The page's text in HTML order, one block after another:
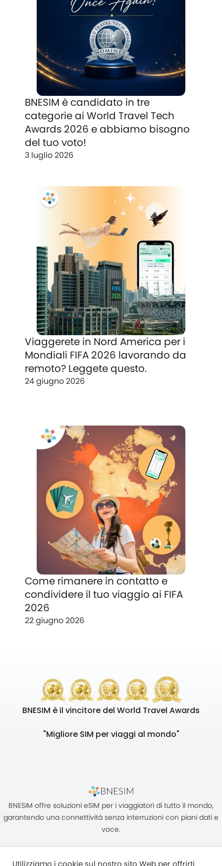
BNESIM è candidato in tre
categorie ai World Travel Tech
Awards 2026 e abbiamo bisogno
del tuo voto!
3 luglio 2026
Viaggerete in Nord America per i
Mondiali FIFA 2026 lavorando da
remoto? Leggete questo.
24 giugno 2026
Come rimanere in contatto e
condividere il tuo viaggio ai FIFA
2026
22 giugno 2026
BNESIM è il vincitore del World Travel Awards
"Migliore SIM per viaggi al mondo"
BNESIM offre soluzioni eSIM per i viaggiatori di tutto il mondo,
garantendo una connettività senza interruzioni con piani dati e
voce.
Utilizziamo i cookie sul nostro sito Web per offrirti